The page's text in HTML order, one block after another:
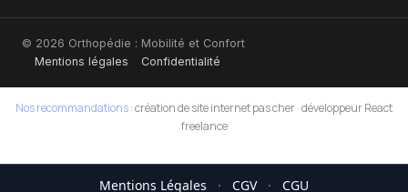
© 2026 Orthopédie : Mobilité et Confort
Mentions légales
Confidentialité
Nos recommandations :création de site internet pas cher·développeur React
freelance
Mentions Légales · CGV · CGU